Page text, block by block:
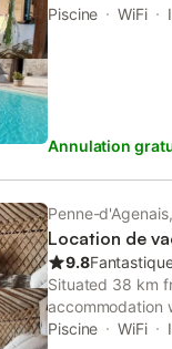
vivre ... en limite
features free
Piscine WiFi
Annulation
Penne-
Location de
9.8
Situated 38 km
accommodation
This property
Piscine WiFi